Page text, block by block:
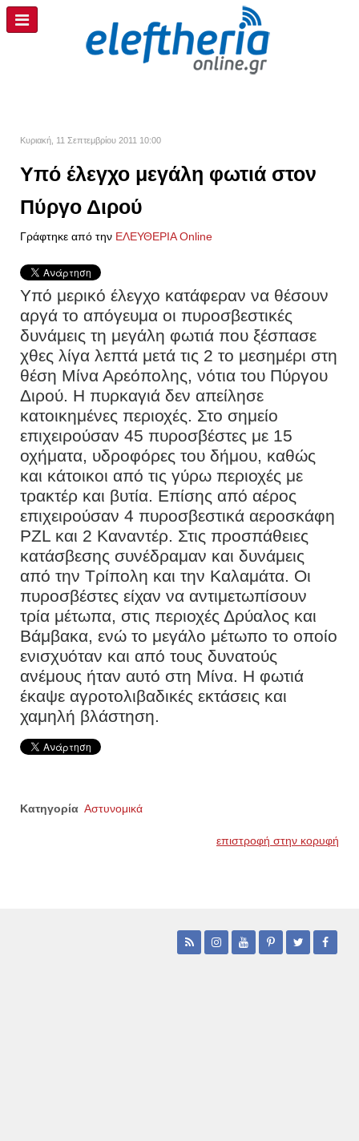
Κυριακή, 11 Σεπτεμβρίου 2011 10:00
Υπό έλεγχο μεγάλη φωτιά στον
Πύργο Διρού
Γράφτηκε από την ΕΛΕΥΘΕΡΙΑ Online
Υπό μερικό έλεγχο κατάφεραν να θέσουν
αργά το απόγευμα οι πυροσβεστικές
δυνάμεις τη μεγάλη φωτιά που ξέσπασε
χθες λίγα λεπτά μετά τις 2 το μεσημέρι στη
θέση Μίνα Αρεόπολης, νότια του Πύργου
Διρού. Η πυρκαγιά δεν απείλησε
κατοικημένες περιοχές. Στο σημείο
επιχειρούσαν 45 πυροσβέστες με 15
οχήματα, υδροφόρες του δήμου, καθώς
και κάτοικοι από τις γύρω περιοχές με
τρακτέρ και βυτία. Επίσης από αέρος
επιχειρούσαν 4 πυροσβεστικά αεροσκάφη
PZL και 2 Καναντέρ. Στις προσπάθειες
κατάσβεσης συνέδραμαν και δυνάμεις
από την Τρίπολη και την Καλαμάτα. Οι
πυροσβέστες είχαν να αντιμετωπίσουν
τρία μέτωπα, στις περιοχές Δρύαλος και
Βάμβακα, ενώ το μεγάλο μέτωπο το οποίο
ενισχυόταν και από τους δυνατούς
ανέμους ήταν αυτό στη Μίνα. Η φωτιά
έκαψε αγροτολιβαδικές εκτάσεις και
χαμηλή βλάστηση.
Κατηγορία Αστυνομικά
επιστροφή στην κορυφή